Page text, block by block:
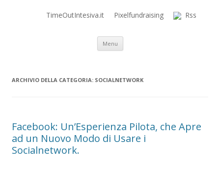
Time Out Intensiva Blog
il tempo e la memoria in terapia intensiva
TimeOutIntesiva.it Pixelfundraising Rss
Menu Vai al contenuto
ARCHIVIO DELLA CATEGORIA: SOCIALNETWORK
Facebook: Un’Esperienza Pilota, che Apre
ad un Nuovo Modo di Usare i
Socialnetwork.